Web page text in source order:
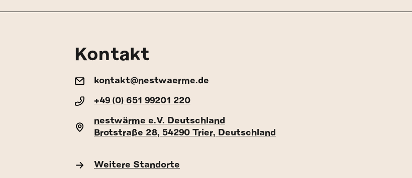
Kontakt
kontakt@nestwaerme.de
+49 (0) 651 99201 220
nestwärme e.V. Deutschland
Brotstraße 28, 54290 Trier, Deutschland
Weitere Standorte